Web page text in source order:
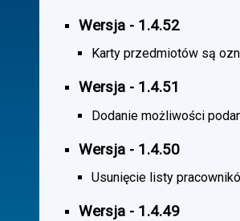
Wersja - 1.4.52
Karty przedmiotów są
Wersja - 1.4.51
Dodanie możliwości
Wersja - 1.4.50
Usunięcie listy
Wersja - 1.4.49